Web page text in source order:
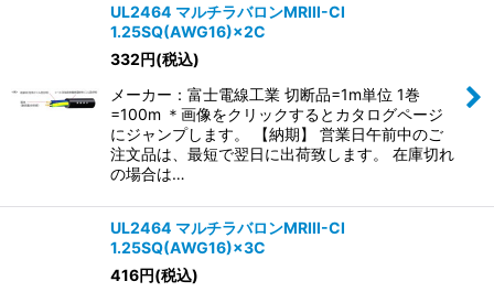
UL2464 マルチラバロンMRIII-CI
1.25SQ(AWG16)×2C
332円(税込)
メーカー：富士電線工業 切断品=1m単位 1巻
=100m ＊画像をクリックするとカタログページ
にジャンプします。 【納期】 営業日午前中のご
注文品は、最短で翌日に出荷致します。 在庫切れ
の場合は…
UL2464 マルチラバロンMRIII-CI
1.25SQ(AWG16)×3C
416円(税込)